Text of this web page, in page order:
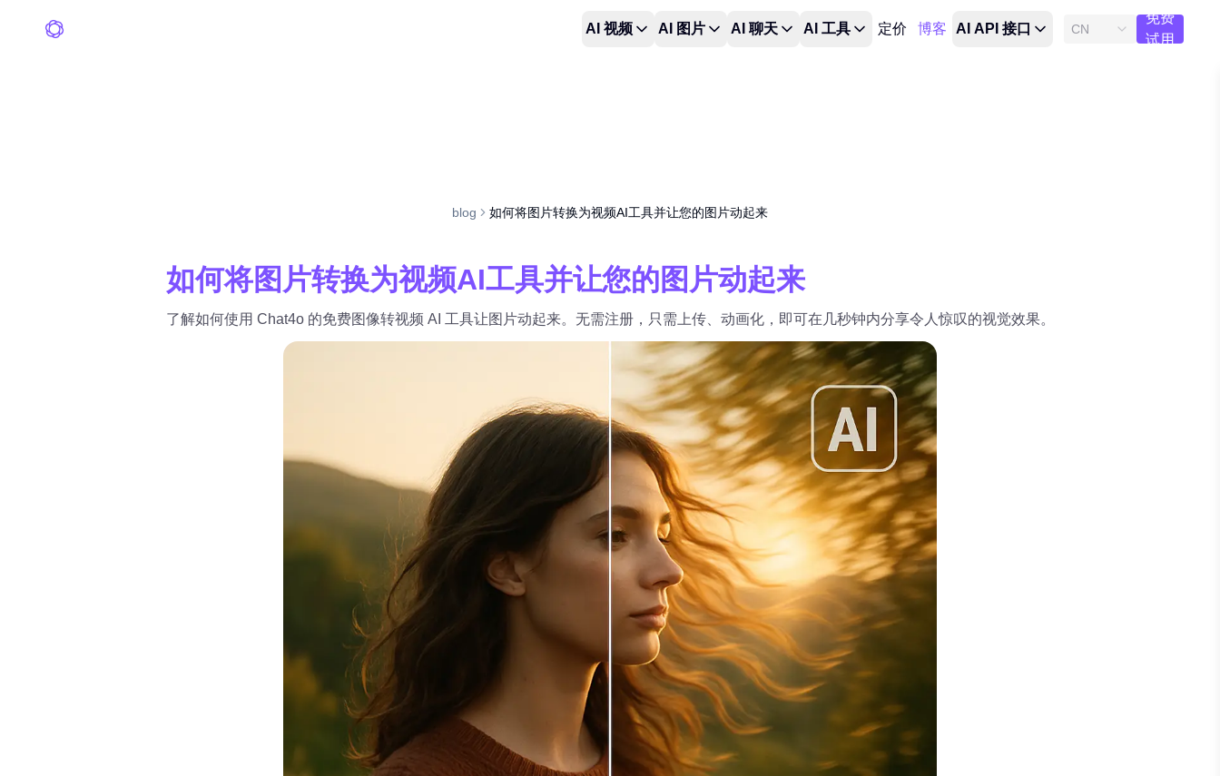
AI 视频 AI 图片 AI 聊天 AI 工具 定价 博客 AI API 接口 CN
免费
试用
blog 如何将图片转换为视频AI工具并让您的图片动起来
如何将图片转换为视频AI工具并让您的图片动起来
了解如何使用 Chat4o 的免费图像转视频 AI 工具让图片动起来。无需注册，只需上传、动画化，即可在几秒钟内分享令人惊叹的视觉效果。